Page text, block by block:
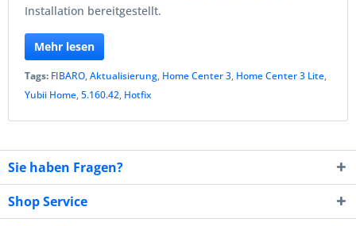
Installation bereitgestellt.
Mehr lesen
Tags: FIBARO,Aktualisierung, Home Center 3, Home Center 3 Lite,
Yubii Home,5.160.42, Hotfix
Sie haben Fragen?
Shop Service